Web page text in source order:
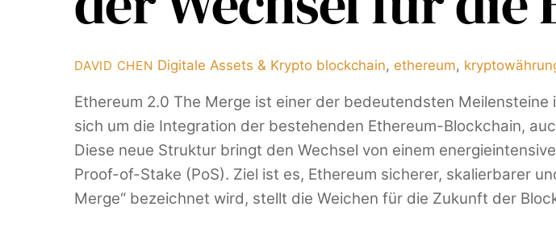
DAVID CHEN Digitale Assets & Krypto blockchain, ethereum,
Ethereum 2.0 The Merge ist einer der bedeutendsten
sich um die Integration der bestehenden Ethereum-Blockchain,
Diese neue Struktur bringt den Wechsel von einem
Proof-of-Stake (PoS). Ziel ist es, Ethereum sicherer, skalierbarer
Merge“ bezeichnet wird, stellt die Weichen für die Zukunft der